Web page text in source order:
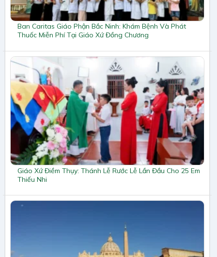
Ban Caritas Giáo Phận Bắc Ninh: Khám Bệnh Và Phát
Thuốc Miễn Phí Tại Giáo Xứ Đồng Chương
Giáo Xứ Điềm Thụy: Thánh Lễ Rước Lễ Lần Đầu Cho 25 Em
Thiếu Nhi